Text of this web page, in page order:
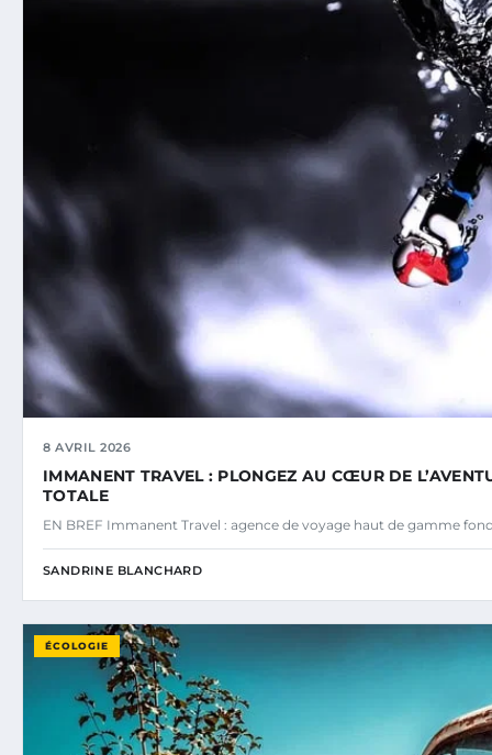
8 AVRIL 2026
IMMANENT TRAVEL : PLONGEZ AU CŒUR DE
TOTALE
EN BREF Immanent Travel : agence de voyage haut de gamme
SANDRINE BLANCHARD
ÉCOLOGIE